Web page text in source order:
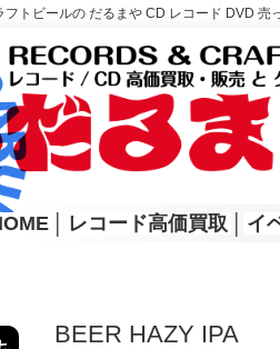
トビールの だるまや CD レコード DVD
レコード高価買取 イ
BEER HAZY IPA